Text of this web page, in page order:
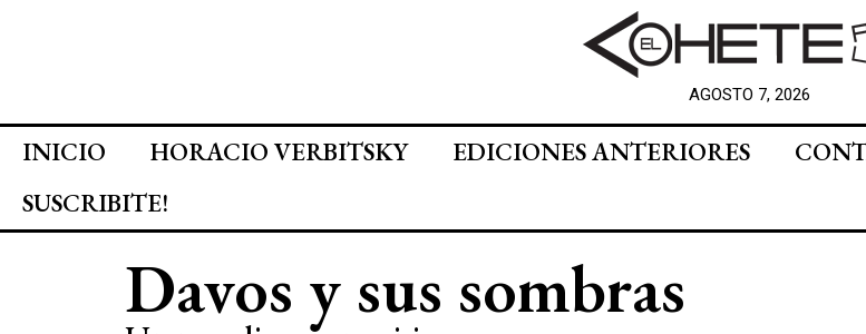
AGOSTO 7, 2026
INICIO HORACIO VERBITSKY EDICIONES ANTERIORES
SUSCRIBITE!
Davos y sus sombras